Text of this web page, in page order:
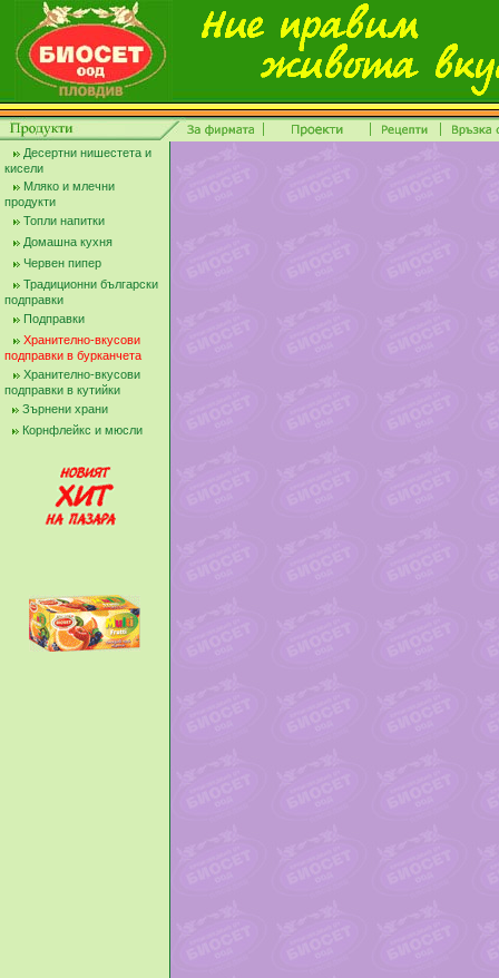
Десертни нишестета и
кисели
Мляко и млечни
продукти
Топли напитки
Домашна кухня
Червен пипер
Традиционни български
подправки
Подправки
Хранително-вкусови
подправки в бурканчета
Хранително-вкусови
подправки в кутийки
Зърнени храни
Корнфлейкс и мюсли